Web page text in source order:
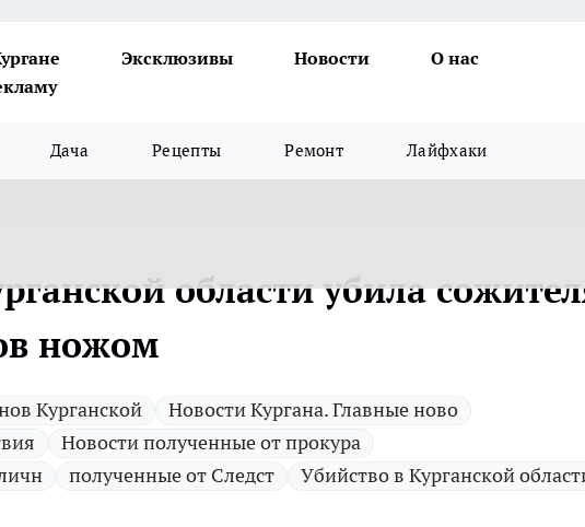
Эксклюзивы Новости
О нас
Дача Рецепты Ремонт Лайфхаки
области убила
ножом
Курганской
Новости Кургана. Главные ново
Новости полученные от прокура
полученные от Следст Убийство в Курганской